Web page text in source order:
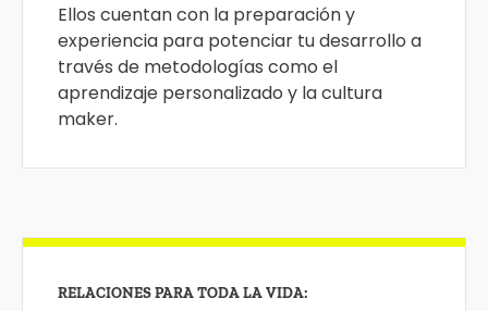
Ellos cuentan con la preparación y
experiencia para potenciar tu desarrollo a
través de metodologías como el
aprendizaje personalizado y la cultura
maker.
RELACIONES PARA TODA LA VIDA: